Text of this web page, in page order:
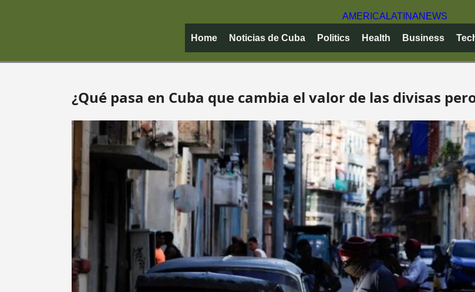
AMERICA LATINANEWS
Home Noticias de Cuba Politics Health Business
¿Qué pasa en Cuba que cambia el valor de las divisas